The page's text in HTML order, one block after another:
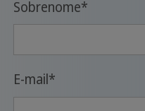
Sobrenome*
E-mail*